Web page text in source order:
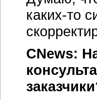
каких-то
CNews: